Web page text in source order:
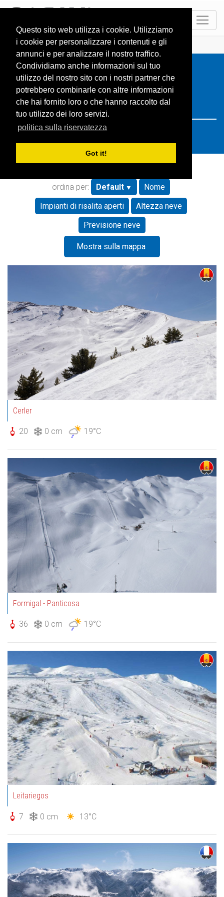
Questo sito web utilizza i cookie. Utilizziamo
i cookie per personalizzare i contenuti e gli
annunci e per analizzare il nostro traffico.
Condividiamo anche informazioni sul tuo
utilizzo del nostro sito con i nostri partner che
potrebbero combinarle con altre informazioni
che hai fornito loro o che hanno raccolto dal
tuo utilizzo dei loro servizi.
politica sulla riservatezza
Got it!
HOME Resorts Search: Spain
ordina per: Default
Nome
Impianti di risalita aperti
Altezza neve
Previsione neve
Mostra sulla mappa
Cerler
20 0 cm 19°C
Formigal - Panticosa
36 0 cm 19°C
Leitariegos
7 0 cm 13°C